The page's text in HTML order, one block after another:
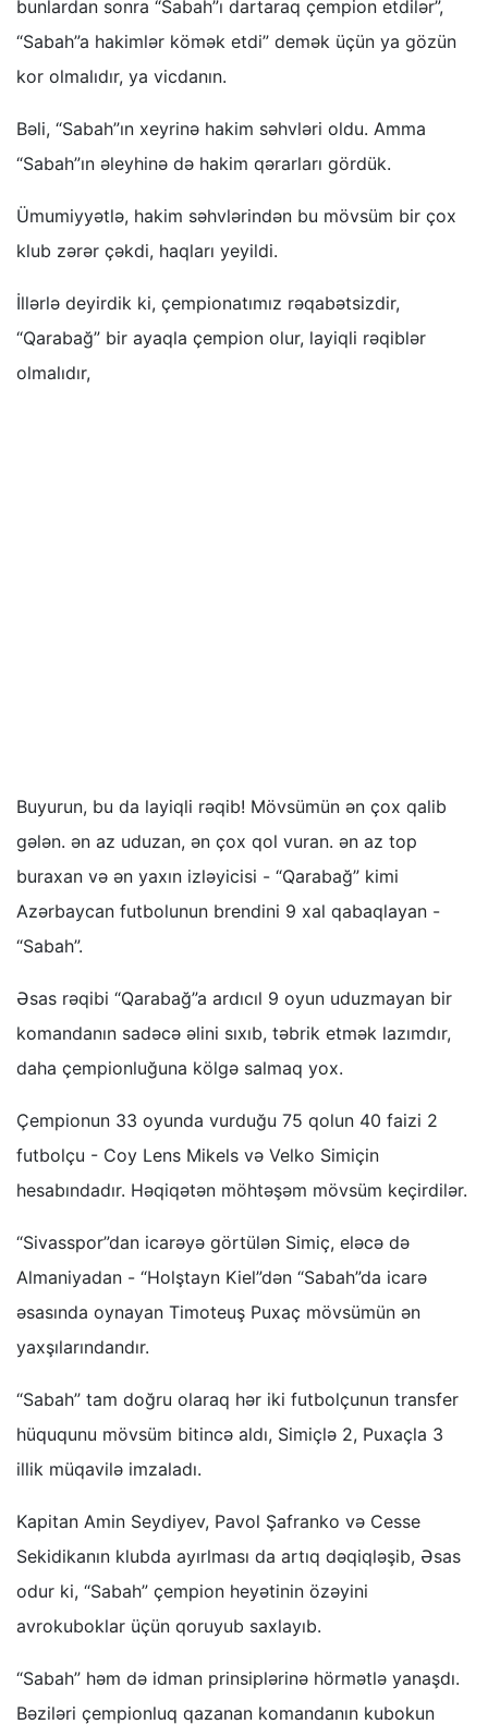
bunlardan sonra “Sabah”ı dartaraq çempion etdilər”,
“Sabah”a hakimlər kömək etdi” demək üçün ya gözün
kor olmalıdır, ya vicdanın.
Bəli, “Sabah”ın xeyrinə hakim səhvləri oldu. Amma
“Sabah”ın əleyhinə də hakim qərarları gördük.
Ümumiyyətlə, hakim səhvlərindən bu mövsüm bir çox
klub zərər çəkdi, haqları yeyildi.
İllərlə deyirdik ki, çempionatımız rəqabətsizdir,
“Qarabağ” bir ayaqla çempion olur, layiqli rəqiblər
olmalıdır,
Buyurun, bu da layiqli rəqib! Mövsümün ən çox qalib
gələn. ən az uduzan, ən çox qol vuran. ən az top
buraxan və ən yaxın izləyicisi - “Qarabağ” kimi
Azərbaycan futbolunun brendini 9 xal qabaqlayan -
“Sabah”.
Əsas rəqibi “Qarabağ”a ardıcıl 9 oyun uduzmayan bir
komandanın sadəcə əlini sıxıb, təbrik etmək lazımdır,
daha çempionluğuna kölgə salmaq yox.
Çempionun 33 oyunda vurduğu 75 qolun 40 faizi 2
futbolçu - Coy Lens Mikels və Velko Simiçin
hesabındadır. Həqiqətən möhtəşəm mövsüm keçirdilər.
“Sivasspor”dan icarəyə görtülən Simiç, eləcə də
Almaniyadan - “Holştayn Kiel”dən “Sabah”da icarə
əsasında oynayan Timoteuş Puxaç mövsümün ən
yaxşılarındandır.
“Sabah” tam doğru olaraq hər iki futbolçunun transfer
hüququnu mövsüm bitincə aldı, Simiçlə 2, Puxaçla 3
illik müqavilə imzaladı.
Kapitan Amin Seydiyev, Pavol Şafranko və Cesse
Sekidikanın klubda ayırlması da artıq dəqiqləşib, Əsas
odur ki, “Sabah” çempion heyətinin özəyini
avrokuboklar üçün qoruyub saxlayıb.
“Sabah” həm də idman prinsiplərinə hörmətlə yanaşdı.
Bəziləri çempionluq qazanan komandanın kubokun